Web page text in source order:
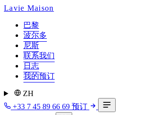
Lavie Maison
巴黎
波尔多
尼斯
联系我们
日志
我的预订
ZH
+33 7 45 89 66 69 预订